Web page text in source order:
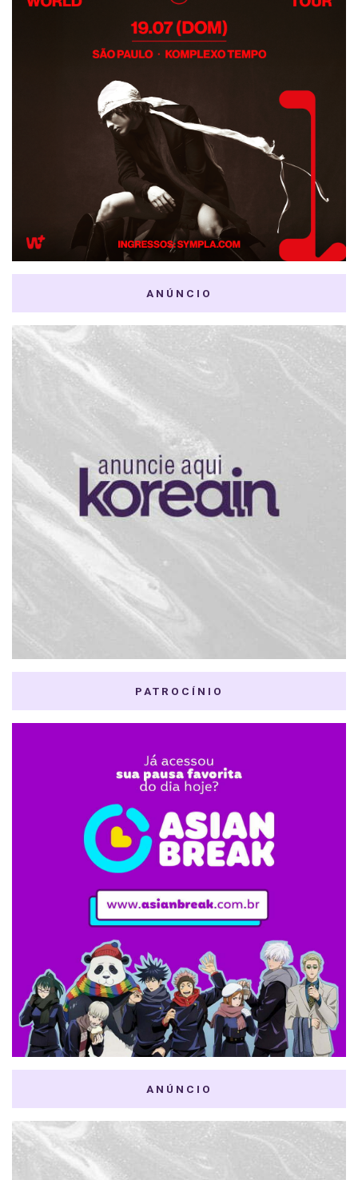
ANÚNCIO
PATROCÍNIO
ANÚNCIO